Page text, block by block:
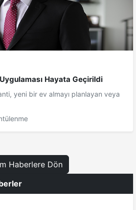
Hayata Geçirildi
yeni bir ev almayı planlayan veya
Haberlere Dön